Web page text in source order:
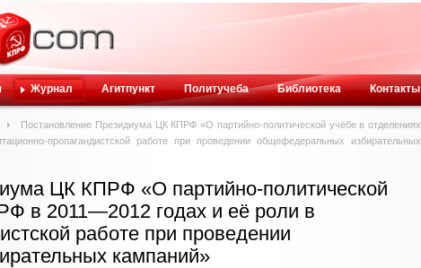
Журнал Агитпункт Политучеба Библиотека Контакты
Постановление Президиума ЦК КПРФ «О партийно-политической учёбе в отделениях
пропагандистской работе при проведении общефедеральных избирательных
ЦК КПРФ «О партийно-политической
в 2011—2012 годах и её роли в
работе при проведении
кампаний»